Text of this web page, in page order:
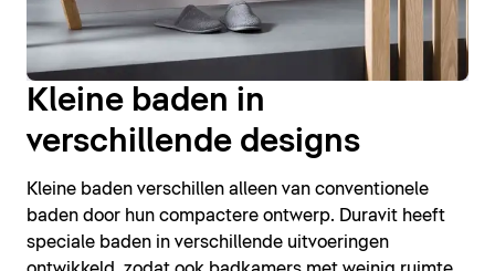
Kleine baden in
verschillende designs
Kleine baden verschillen alleen van conventionele
baden door hun compactere ontwerp. Duravit heeft
speciale baden in verschillende uitvoeringen